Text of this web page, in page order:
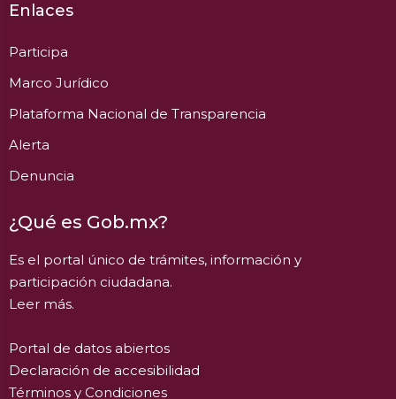
Enlaces
Participa
Marco Jurídico
Plataforma Nacional de Transparencia
Alerta
Denuncia
¿Qué es Gob.mx?
Es el portal único de trámites, información y
participación ciudadana.
Leer más.
Portal de datos abiertos
Declaración de accesibilidad
Términos y Condiciones